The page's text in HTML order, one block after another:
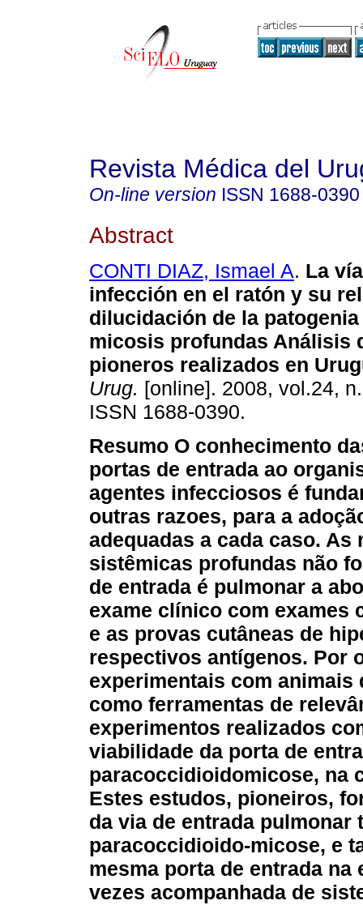
Revista Médica del
On-line version ISSN 1688-0390
Abstract
CONTI DIAZ, Ismael A. La
infección en el ratón y su
dilucidación de la
micosis profundas Análisis
pioneros realizados en
Urug. [online]. 2008, vol.24,
ISSN 1688-0390.
Resumo O conhecimento
portas de entrada ao
agentes infecciosos é
outras razoes, para a
adequadas a cada caso.
sistêmicas profundas não
de entrada é pulmonar a
exame clínico com exames
e as provas cutâneas de
respectivos antígenos. Por
experimentais com
como ferramentas de
experimentos realizados
viabilidade da porta de
paracoccidioidomicose, na
Estes estudos, pioneiros,
da via de entrada
paracoccidioido-micose, e
mesma porta de entrada
vezes acompanhada de